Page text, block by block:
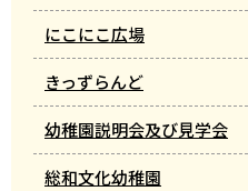
にこにこ広場
きっずらんど
幼稚園説明会及び見学会
総和文化幼稚園